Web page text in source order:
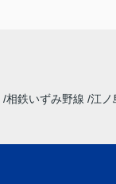
相鉄いずみ野線 江ノ